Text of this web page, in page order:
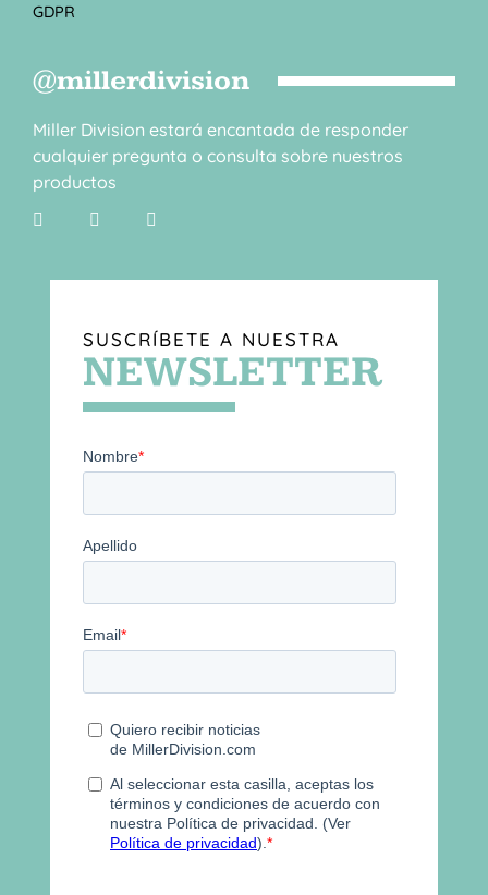
GDPR
@millerdivision
Miller Division estará encantada de responder
cualquier pregunta o consulta sobre nuestros
productos
SUSCRÍBETE A NUESTRA
NEWSLETTER